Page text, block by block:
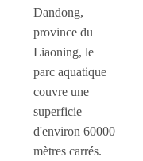
Dandong,
province du
Liaoning, le
parc aquatique
couvre une
superficie
d'environ 60000
mètres carrés.